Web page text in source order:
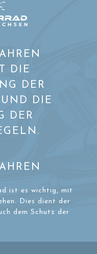
DIE
DER
DIE
DER
ist es wichtig, mit
Dies dient der
dem Schutz der